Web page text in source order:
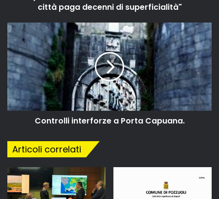
città paga decenni di superficialità"
Controlli interforze a Porta Capuana.
Articoli correlati